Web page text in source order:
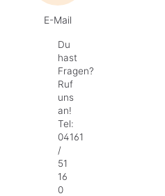
E-Mail
Du
hast
Fragen?
Ruf
uns
an!
Tel:
04161
/
51
16
0